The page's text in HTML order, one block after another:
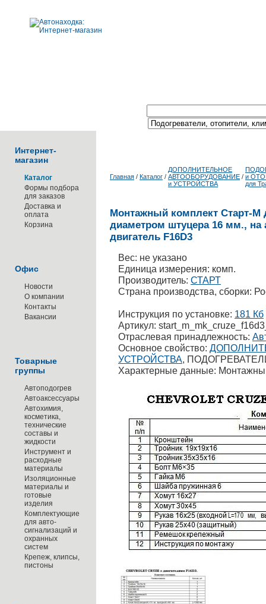
Интернет-
магазин
Каталог
Формы подбора
для заказов
Доставка и
оплата
Корзина
Офис
Новости
О компании
Контакты
Вакансии
Товарные
группы
Автоподогрев
Автоаксессуары
Автохимия,
косметика,
технические
составы и
жидкости
Инструмент и
расходные
материалы
Изоляционные
материалы и
готовые
изделия
Комплектующие
для авто-
сигнализаций и
охранных
систем
Крепеж, клипсы,
пистоны
Главная / Каталог /
ДОПОЛНИТЕЛЬНОЕ
АВТООБОРУДОВАНИЕ
и УСТРОЙСТВА
/ и
для
Монтажный комплект Старт-М
диаметром штуцера 16 мм., на
двигатель F16D3
Вес: не указано
Единица измерения: комп.
Производитель: СТАРТ
Страна производства, сборки:
Инструкция по установке: 181 Кб
Артикул:
Отраслевая принадлежность:
Основное свойство:
УСТРОЙСТВА,
Характерные данные: